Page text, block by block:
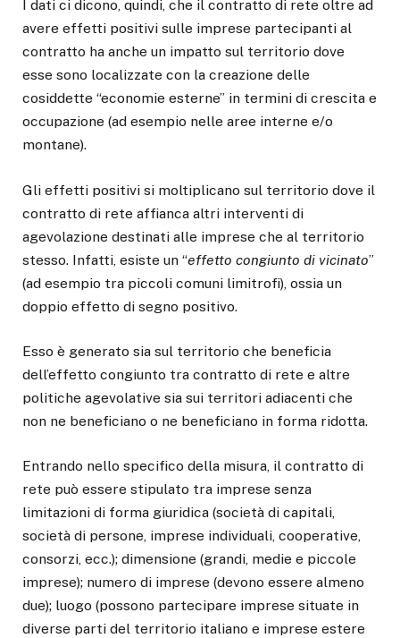
I dati ci dicono, quindi, che il contratto di rete oltre ad
avere effetti positivi sulle imprese partecipanti al
contratto ha anche un impatto sul territorio dove
esse sono localizzate con la creazione delle
cosiddette “economie esterne” in termini di crescita e
occupazione (ad esempio nelle aree interne e/o
montane).
Gli effetti positivi si moltiplicano sul territorio dove il
contratto di rete affianca altri interventi di
agevolazione destinati alle imprese che al territorio
stesso. Infatti, esiste un “effetto congiunto di vicinato”
(ad esempio tra piccoli comuni limitrofi), ossia un
doppio effetto di segno positivo.
Esso è generato sia sul territorio che beneficia
dell’effetto congiunto tra contratto di rete e altre
politiche agevolative sia sui territori adiacenti che
non ne beneficiano o ne beneficiano in forma ridotta.
Entrando nello specifico della misura, il contratto di
rete può essere stipulato tra imprese senza
limitazioni di forma giuridica (società di capitali,
società di persone, imprese individuali, cooperative,
consorzi, ecc.); dimensione (grandi, medie e piccole
imprese); numero di imprese (devono essere almeno
due); luogo (possono partecipare imprese situate in
diverse parti del territorio italiano e imprese estere